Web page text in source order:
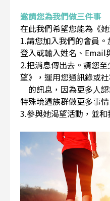
邀請您為我們做三件事
在此我們希望您能為《
1.請您加入我們的會員
登入或輸入姓名、Email
2.把消息傳出去。請您
望》，運用您通訊錄或
的訊息，因為更多人
特殊境遇族群做更多事情
3.參與她渴望活動，並和